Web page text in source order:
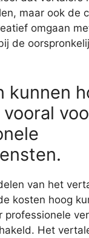
maar ook de
omgaan
de
kunnen
van het
kosten hoog
professionele
Het